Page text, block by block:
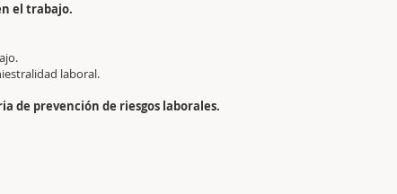
el trabajo.
laboral.
de prevención de riesgos laborales.